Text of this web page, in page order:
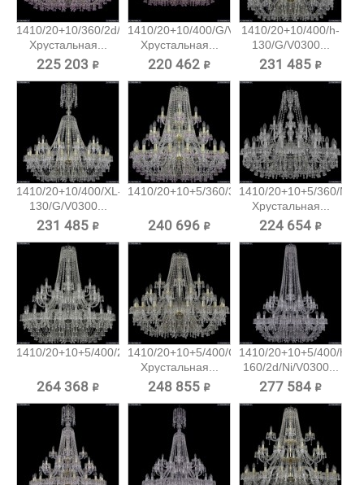
1410/20+10/360/2d/G/V7010
Хрустальная...
225 203 ₽
1410/20+10/400/G/V7010
Хрустальная...
220 462 ₽
1410/20+10/400/h-
130/G/V0300...
231 485 ₽
1410/20+10/400/XL-
130/G/V0300...
231 485 ₽
1410/20+10+5/360/3d/G/V7010...
240 696 ₽
1410/20+10+5/360/Ni/
Хрустальная...
224 654 ₽
1410/20+10+5/400/2d/Ni/V0300...
264 368 ₽
1410/20+10+5/400/G/V0300
Хрустальная...
248 855 ₽
1410/20+10+5/400/h-
160/2d/Ni/V0300...
277 584 ₽